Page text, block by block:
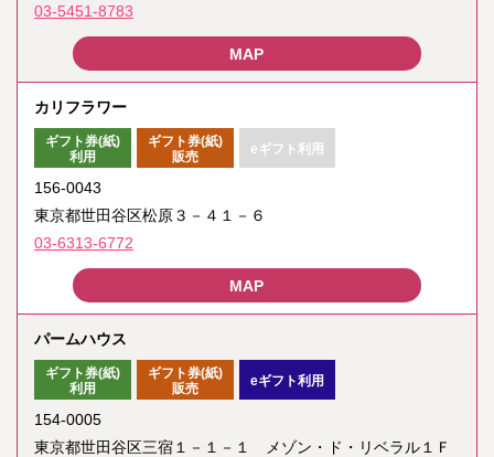
03-5451-8783
カリフラワー
ギフト券(紙)
利用
ギフト券(紙)
販売
eギフト利用
156-0043
東京都世田谷区松原３－４１－６
03-6313-6772
パームハウス
ギフト券(紙)
利用
ギフト券(紙)
販売
eギフト利用
154-0005
東京都世田谷区三宿１－１－１ メゾン・ド・リベラル１Ｆ